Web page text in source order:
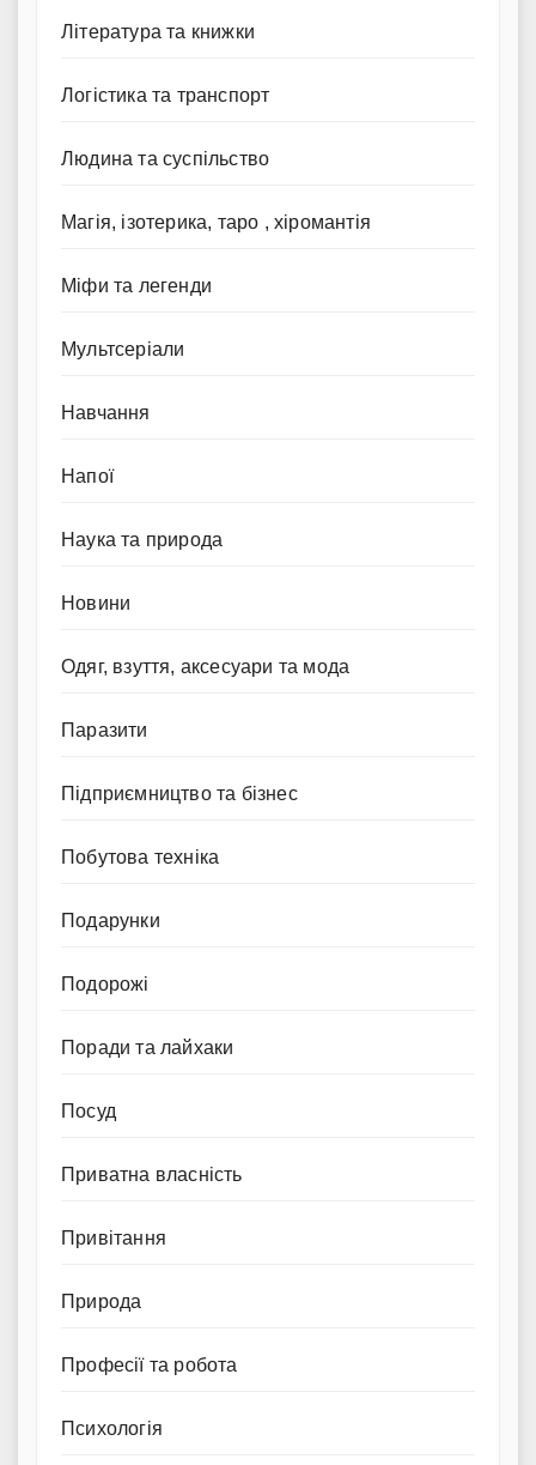
Література та книжки
Логістика та транспорт
Людина та суспільство
Магія, ізотерика, таро , хіромантія
Міфи та легенди
Мультсеріали
Навчання
Напої
Наука та природа
Новини
Одяг, взуття, аксесуари та мода
Паразити
Підприємництво та бізнес
Побутова техніка
Подарунки
Подорожі
Поради та лайхаки
Посуд
Приватна власність
Привітання
Природа
Професії та робота
Психологія